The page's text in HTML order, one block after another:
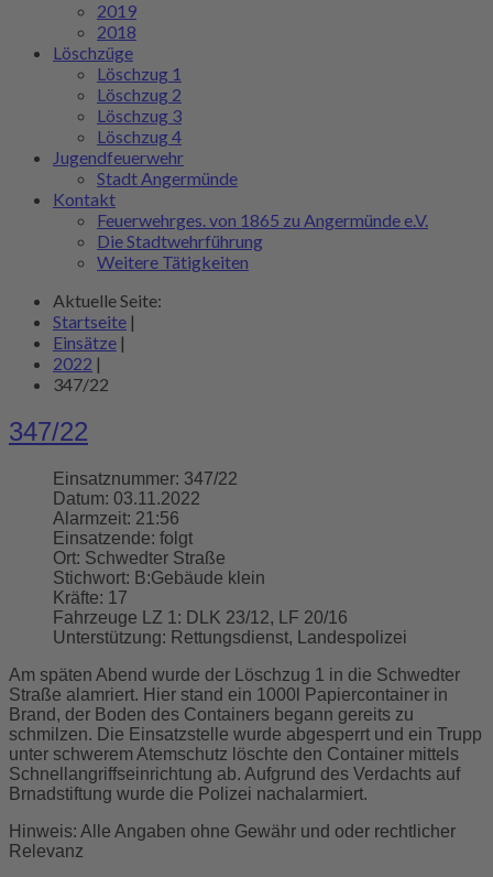
2019
2018
Löschzüge
Löschzug 1
Löschzug 2
Löschzug 3
Löschzug 4
Jugendfeuerwehr
Stadt Angermünde
Kontakt
Feuerwehrges. von 1865 zu Angermünde e.V.
Die Stadtwehrführung
Weitere Tätigkeiten
Aktuelle Seite:
Startseite |
Einsätze |
2022 |
347/22
347/22
Einsatznummer: 347/22
Datum: 03.11.2022
Alarmzeit: 21:56
Einsatzende: folgt
Ort: Schwedter Straße
Stichwort: B:Gebäude klein
Kräfte: 17
Fahrzeuge LZ 1: DLK 23/12, LF 20/16
Unterstützung: Rettungsdienst, Landespolizei
Am späten Abend wurde der Löschzug 1 in die Schwedter
Straße alamriert. Hier stand ein 1000l Papiercontainer in
Brand, der Boden des Containers begann gereits zu
schmilzen. Die Einsatzstelle wurde abgesperrt und ein Trupp
unter schwerem Atemschutz löschte den Container mittels
Schnellangriffseinrichtung ab. Aufgrund des Verdachts auf
Brnadstiftung wurde die Polizei nachalarmiert.
Hinweis: Alle Angaben ohne Gewähr und oder rechtlicher
Relevanz